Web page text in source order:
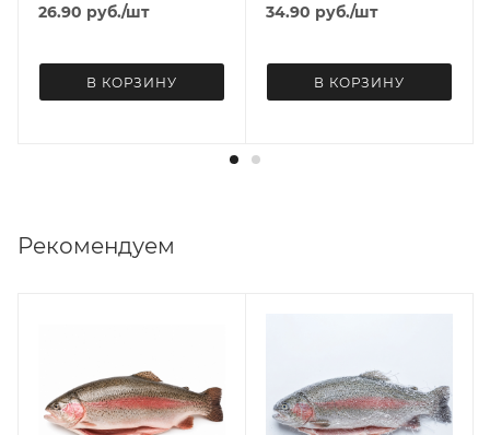
26.90 руб./шт
В КОРЗИНУ
34.90 руб./шт
В КОРЗИНУ
Рекомендуем